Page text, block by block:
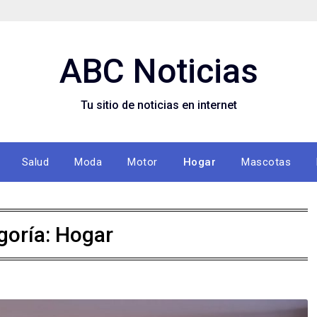
ABC Noticias
Tu sitio de noticias en internet
Salud Moda Motor Hogar Mascotas
Hogar